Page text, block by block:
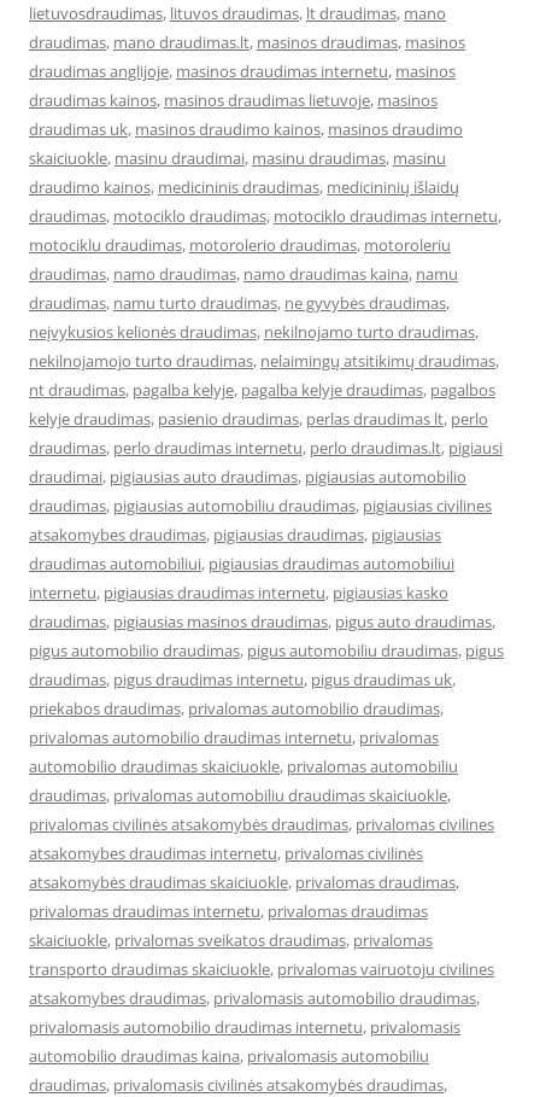
lietuvosdraudimas, lituvos draudimas, lt draudimas, mano
draudimas, mano draudimas.lt, masinos draudimas, masinos
draudimas anglijoje, masinos draudimas internetu, masinos
draudimas kainos, masinos draudimas lietuvoje, masinos
draudimas uk, masinos draudimo kainos, masinos draudimo
skaiciuokle, masinu draudimai, masinu draudimas, masinu
draudimo kainos, medicininis draudimas, medicininių išlaidų
draudimas, motociklo draudimas, motociklo draudimas internetu,
motociklu draudimas, motorolerio draudimas, motoroleriu
draudimas, namo draudimas, namo draudimas kaina, namu
draudimas, namu turto draudimas, ne gyvybės draudimas,
neįvykusios kelionės draudimas, nekilnojamo turto draudimas,
nekilnojamojo turto draudimas, nelaimingų atsitikimų draudimas,
nt draudimas, pagalba kelyje, pagalba kelyje draudimas, pagalbos
kelyje draudimas, pasienio draudimas, perlas draudimas lt, perlo
draudimas, perlo draudimas internetu, perlo draudimas.lt, pigiausi
draudimai, pigiausias auto draudimas, pigiausias automobilio
draudimas, pigiausias automobiliu draudimas, pigiausias civilines
atsakomybes draudimas, pigiausias draudimas, pigiausias
draudimas automobiliui, pigiausias draudimas automobiliui
internetu, pigiausias draudimas internetu, pigiausias kasko
draudimas, pigiausias masinos draudimas, pigus auto draudimas,
pigus automobilio draudimas, pigus automobiliu draudimas, pigus
draudimas, pigus draudimas internetu, pigus draudimas uk,
priekabos draudimas, privalomas automobilio draudimas,
privalomas automobilio draudimas internetu, privalomas
automobilio draudimas skaiciuokle, privalomas automobiliu
draudimas, privalomas automobiliu draudimas skaiciuokle,
privalomas civilinės atsakomybės draudimas, privalomas civilines
atsakomybes draudimas internetu, privalomas civilinės
atsakomybės draudimas skaiciuokle, privalomas draudimas,
privalomas draudimas internetu, privalomas draudimas
skaiciuokle, privalomas sveikatos draudimas, privalomas
transporto draudimas skaiciuokle, privalomas vairuotoju civilines
atsakomybes draudimas, privalomasis automobilio draudimas,
privalomasis automobilio draudimas internetu, privalomasis
automobilio draudimas kaina, privalomasis automobiliu
draudimas, privalomasis civilinės atsakomybės draudimas,